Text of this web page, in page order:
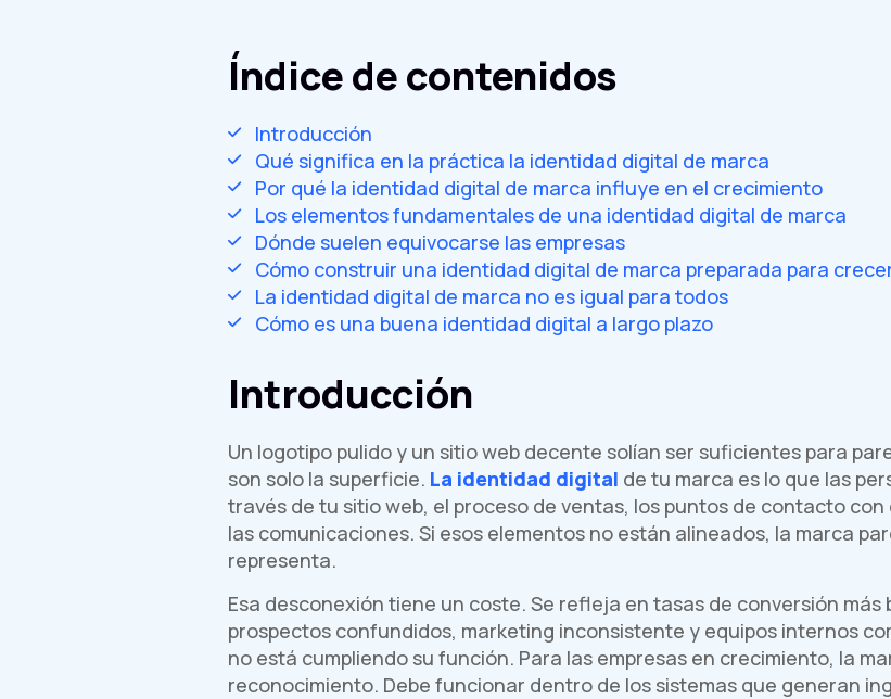
Índice de contenidos
Introducción
Qué significa en la práctica la identidad digital de marca
Por qué la identidad digital de marca influye en el crecimiento
Los elementos fundamentales de una identidad digital de marca
Dónde suelen equivocarse las empresas
Cómo construir una identidad digital de marca preparada para
La identidad digital de marca no es igual para todos
Cómo es una buena identidad digital a largo plazo
Introducción
Un logotipo pulido y un sitio web decente solían ser suficientes para
son solo la superficie. La identidad digital de tu marca es lo que las
través de tu sitio web, el proceso de ventas, los puntos de contacto
las comunicaciones. Si esos elementos no están alineados, la marca
representa.
Esa desconexión tiene un coste. Se refleja en tasas de conversión más
prospectos confundidos, marketing inconsistente y equipos internos
no está cumpliendo su función. Para las empresas en crecimiento, la
reconocimiento. Debe funcionar dentro de los sistemas que generan